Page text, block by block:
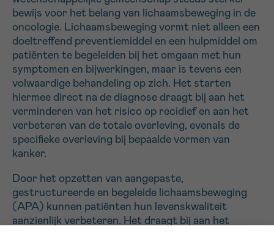
bewijs voor het belang van lichaamsbeweging in de
oncologie. Lichaamsbeweging vormt niet alleen een
doeltreffend preventiemiddel en een hulpmiddel om
patiënten te begeleiden bij het omgaan met hun
symptomen en bijwerkingen, maar is tevens een
volwaardige behandeling op zich. Het starten
hiermee direct na de diagnose draagt bij aan het
verminderen van het risico op recidief en aan het
verbeteren van de totale overleving, evenals de
specifieke overleving bij bepaalde vormen van
kanker.
Door het opzetten van aangepaste,
gestructureerde en begeleide lichaamsbeweging
(APA) kunnen patiënten hun levenskwaliteit
aanzienlijk verbeteren. Het draagt bij aan het
Sturen